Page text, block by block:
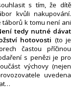
s tím, že dítě
kvůli nakupování.
táborů k tomu není ani
tedy nutné dávat
hotovosti (to je
častou příčinou
s penězi je pro
výchovy (nejen
uvedena